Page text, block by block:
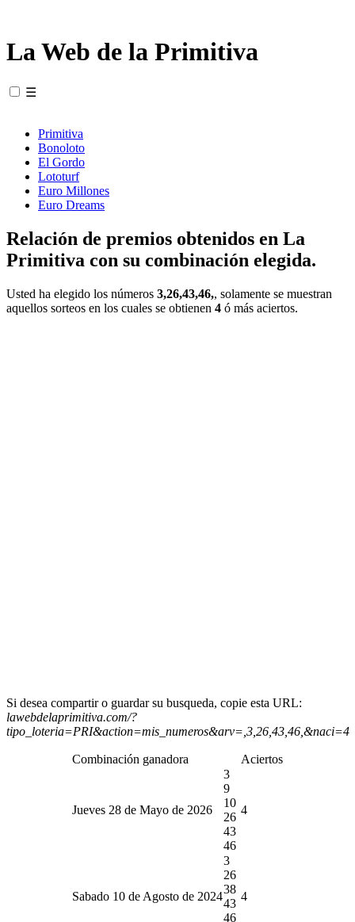
La Web de la Primitiva
☰
Primitiva
Bonoloto
El Gordo
Lototurf
Euro Millones
Euro Dreams
Relación de premios obtenidos en La
Primitiva con su combinación elegida.
Usted ha elegido los números 3,26,43,46,, solamente se muestran
aquellos sorteos en los cuales se obtienen 4 ó más aciertos.
Si desea compartir o guardar su busqueda, copie esta URL:
lawebdelaprimitiva.com/?
tipo_loteria=PRI&action=mis_numeros&arv=,3,26,43,46,&naci=4
Combinación ganadora Aciertos
Jueves 28 de Mayo de 2026
3
9
10
26
43
46
4
Sabado 10 de Agosto de 2024
3
26
38
43
46
4